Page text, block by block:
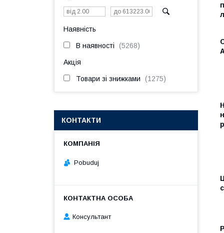
Наявність
В наявності 5268
Акція
Товари зі знижками 1275
КОНТАКТИ
Pobuduj
Консультант